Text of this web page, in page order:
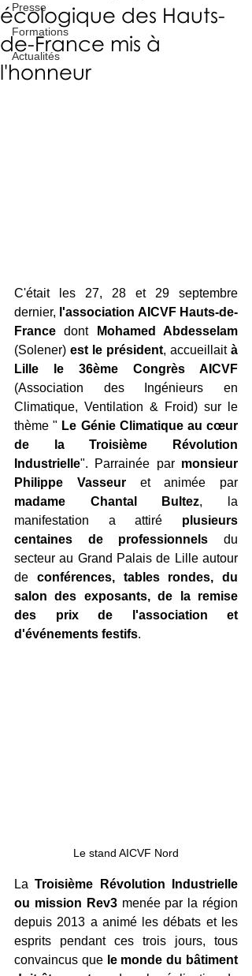
Presse
Formations
Actualités
écologique des Hauts-
de-France mis à
l'honneur
C'était les 27, 28 et 29 septembre
dernier, l'association AICVF Hauts-de-
France dont
Mohamed Abdesselam
(Solener) est le président, accueillait à
Lille le 36ème Congrès AICVF
(Association des Ingénieurs en
Climatique, Ventilation & Froid) sur le
thème " Le Génie Climatique au cœur
de la Troisième Révolution
Industrielle". Parrainée par monsieur
Philippe Vasseur
madame Chantal Bultez, la
manifestation a attiré plusieurs
centaines de professionnels du
secteur au Grand Palais de Lille autour
de conférences, tables rondes, du
salon des exposants, de la remise
des prix de l'association et
d'événements festifs.
Le stand AICVF Nord
La Troisième Révolution Industrielle
ou mission Rev3 menée par la région
depuis 2013 a animé les débats et les
esprits pendant ces trois jours, tous
convaincus que le monde du bâtiment